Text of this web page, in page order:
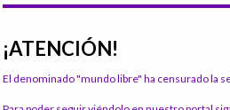
¡ATENCIÓN!
El denominado "mundo libre" ha censurado la